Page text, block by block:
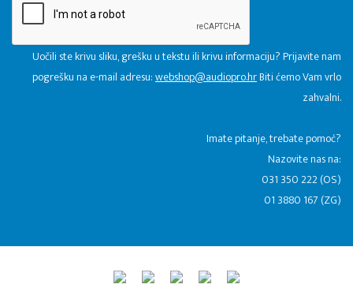
Uočili ste krivu sliku, grešku u tekstu ili krivu informaciju? Prijavite nam
pogrešku na e-mail adresu:webshop@audiopro.hrBiti ćemo Vam vrlo
zahvalni.
​Imate pitanje, trebate pomoć?
Nazovite nas na:
031 350 222 (OS)
01 3880 167 (ZG)